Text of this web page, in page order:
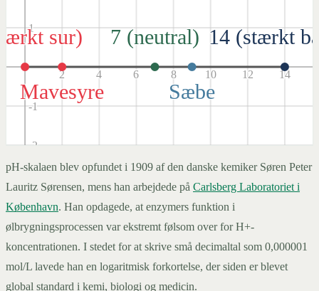
2 4 6 8 10 12 14
-4
-3
-2
-1
1 sur)
Mavesyre
7 (neutral)
Sæbe
14 (stærkt
pH-skalaen blev opfundet i 1909 af den danske kemiker Søren Peter
Lauritz Sørensen, mens han arbejdede på Carlsberg Laboratoriet i
København. Han opdagede, at enzymers funktion i
ølbrygningsprocessen var ekstremt følsom over for H+-
koncentrationen. I stedet for at skrive små decimaltal som 0,000001
mol/L lavede han en logaritmisk forkortelse, der siden er blevet
global standard i kemi, biologi og medicin.